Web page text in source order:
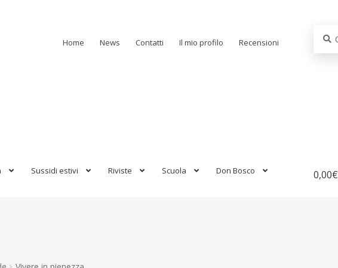
Home News Contatti Il mio profilo Recensioni
Sussidi estivi Riviste Scuola Don Bosco 0,00€